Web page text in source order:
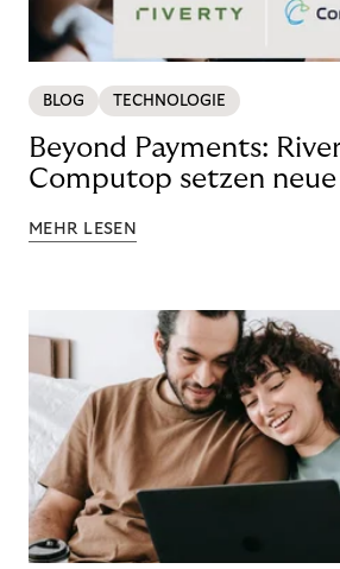
BLOG TECHNOLOGIE
Beyond Payments:
Computop setzen
MEHR LESEN